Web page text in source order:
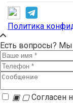
Политика
Есть вопросы?
▣ ▢Согласен